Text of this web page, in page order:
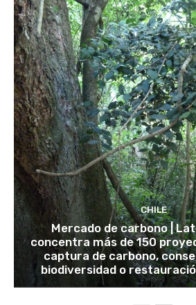
CHILE
Mercado de carbono |
concentra más de 150
captura de carbono,
biodiversidad o